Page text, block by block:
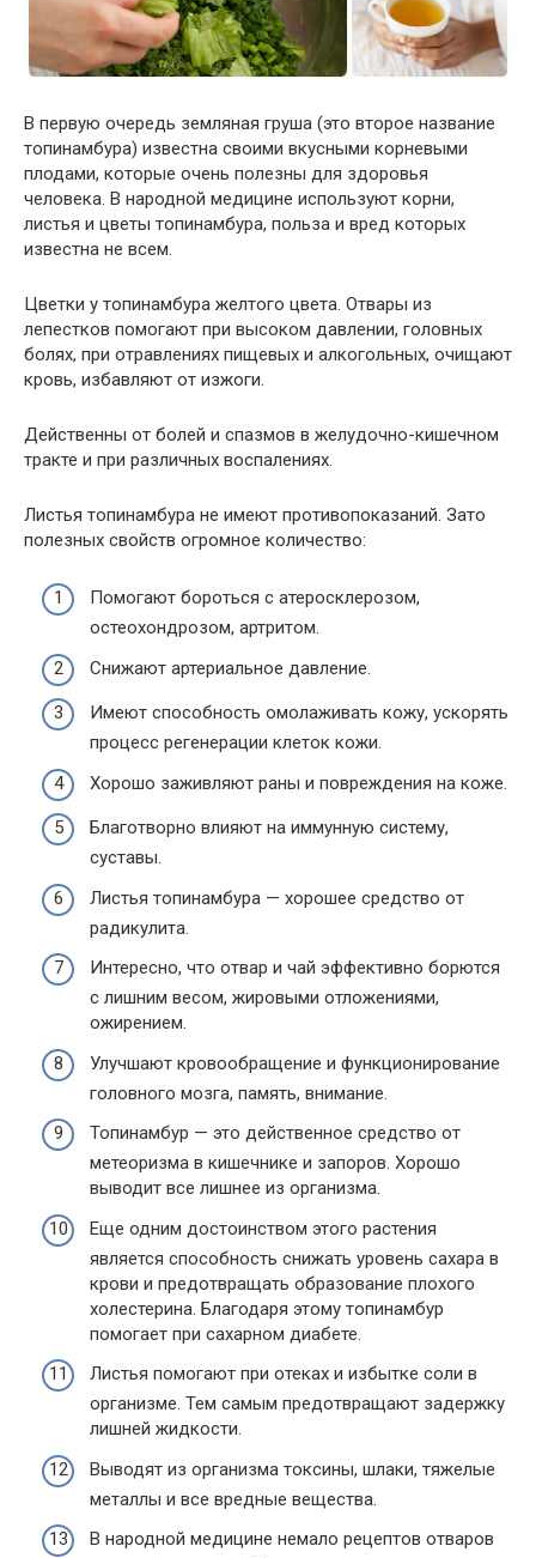
В первую очередь земляная груша (это второе название
топинамбура) известна своими вкусными корневыми
плодами, которые очень полезны для здоровья
человека. В народной медицине используют корни,
листья и цветы топинамбура, польза и вред которых
известна не всем.
Цветки у топинамбура желтого цвета. Отвары из
лепестков помогают при высоком давлении, головных
болях, при отравлениях пищевых и алкогольных, очищают
кровь, избавляют от изжоги.
Действенны от болей и спазмов в желудочно-кишечном
тракте и при различных воспалениях.
Листья топинамбура не имеют противопоказаний. Зато
полезных свойств огромное количество:
Помогают бороться с атеросклерозом,
остеохондрозом, артритом.
Снижают артериальное давление.
Имеют способность омолаживать кожу, ускорять
процесс регенерации клеток кожи.
Хорошо заживляют раны и повреждения на коже.
Благотворно влияют на иммунную систему,
суставы.
Листья топинамбура — хорошее средство от
радикулита.
Интересно, что отвар и чай эффективно борются
с лишним весом, жировыми отложениями,
ожирением.
Улучшают кровообращение и функционирование
головного мозга, память, внимание.
Топинамбур — это действенное средство от
метеоризма в кишечнике и запоров. Хорошо
выводит все лишнее из организма.
Еще одним достоинством этого растения
является способность снижать уровень сахара в
крови и предотвращать образование плохого
холестерина. Благодаря этому топинамбур
помогает при сахарном диабете.
Листья помогают при отеках и избытке соли в
организме. Тем самым предотвращают задержку
лишней жидкости.
Выводят из организма токсины, шлаки, тяжелые
металлы и все вредные вещества.
В народной медицине немало рецептов отваров